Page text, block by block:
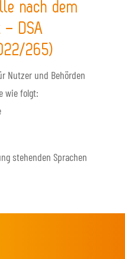
nach dem
DSA
265)
Nutzer und Behörden
wie folgt:
stehenden Sprachen